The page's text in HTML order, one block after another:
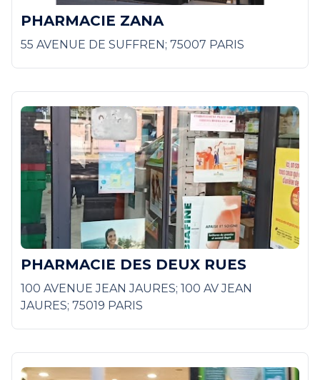
PHARMACIE ZANA
55 AVENUE DE SUFFREN; 75007 PARIS
PHARMACIE DES DEUX RUES
100 AVENUE JEAN JAURES; 100 AV JEAN
JAURES; 75019 PARIS